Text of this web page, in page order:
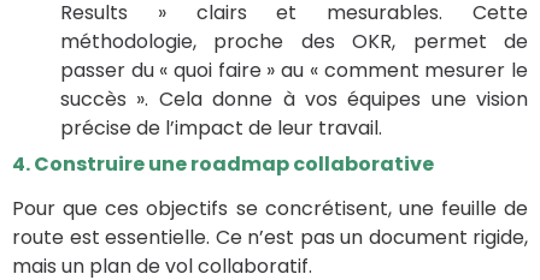
Results » clairs et mesurables. Cette
méthodologie, proche des OKR, permet de
passer du « quoi faire » au « comment mesurer le
succès ». Cela donne à vos équipes une vision
précise de l’impact de leur travail.
4. Construire une roadmap collaborative
Pour que ces objectifs se concrétisent, une feuille de
route est essentielle. Ce n’est pas un document rigide,
mais un plan de vol collaboratif.